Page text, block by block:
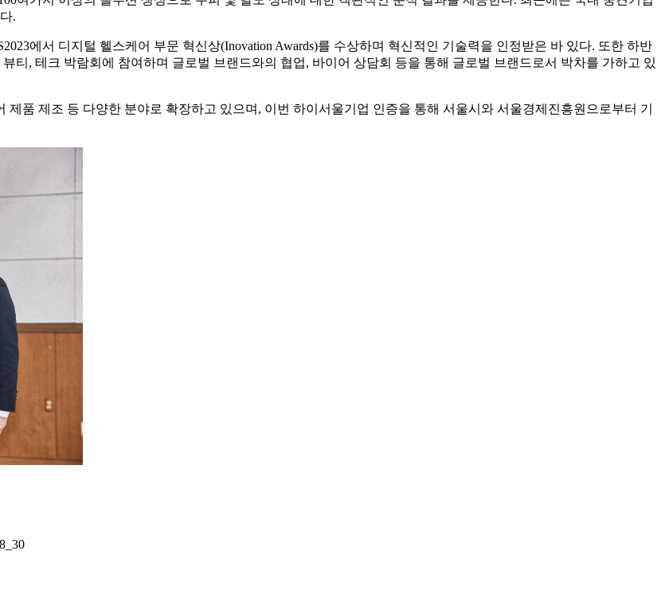
.
에서 디지털 헬스케어 부문 혁신상(Inovation Awards)를 수상하며 혁신적인 기술력을 인정받은 바 있다. 또한 하반
뷰티, 테크 박람회에 참여하며 글로벌 브랜드와의 협업, 바이어 상담회 등을 통해 글로벌 브랜드로서 박차를 가하고 있
품 제조 등 다양한 분야로 확장하고 있으며, 이번 하이서울기업 인증을 통해 서울시와 서울경제진흥원으로부터 기